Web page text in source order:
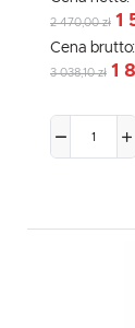
2 470,00 zł 1
Cena brutto:
3 038,10 zł 1